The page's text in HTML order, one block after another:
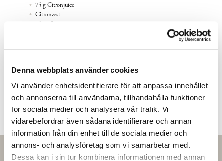
Denna webbplats använder cookies
Vi använder enhetsidentifierare för att anpassa innehållet
och annonserna till användarna, tillhandahålla funktioner
för sociala medier och analysera vår trafik. Vi
vidarebefordrar även sådana identifierare och annan
information från din enhet till de sociala medier och
annons- och analysföretag som vi samarbetar med.
Dessa kan i sin tur kombinera informationen med annan
75 g Citronjuice
Citronzest
150 g Smör
Värm ägg, sockret, citronjuice och citronzest till 84°C i en
kannmixer tillsammans med smöret och mixa. Sila av
lemoncurden på en plåt och låt svalna under plastfilm i
kylskåpet. Lägg sedan på spritspåse.